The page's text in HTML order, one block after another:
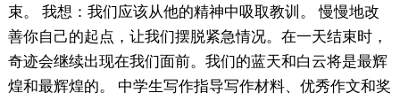
束。 我想：我们应该从他的精神中吸取教训。 慢慢地改
善你自己的起点，让我们摆脱紧急情况。在一天结束时，
奇迹会继续出现在我们面前。我们的蓝天和白云将是最辉
煌和最辉煌的。 中学生写作指导写作材料、优秀作文和奖